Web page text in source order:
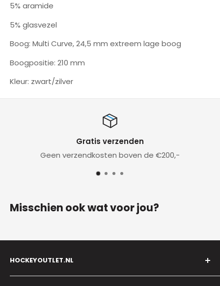
5% aramide
5% glasvezel
Boog: Multi Curve, 24,5 mm extreem lage boog
Boogpositie: 210 mm
Kleur: zwart/zilver
boven de €200,-
Supersnelle levering
Misschien ook wat voor jou?
HOCKEYOUTLET.NL
E-mail:Info@hockeyoutlet.nl